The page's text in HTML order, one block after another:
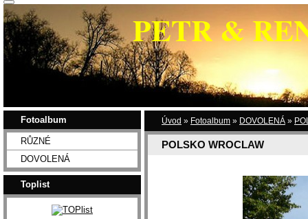
PETR &
Úvod » Fotoalbum » DOVOLENÁ »
POLSKO WROCLAW
Fotoalbum
RŮZNÉ
DOVOLENÁ
Toplist